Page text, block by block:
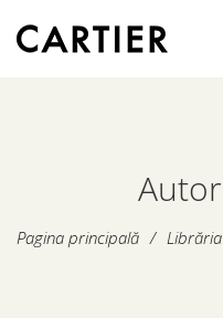
Autor
Pagina principală / Librăria